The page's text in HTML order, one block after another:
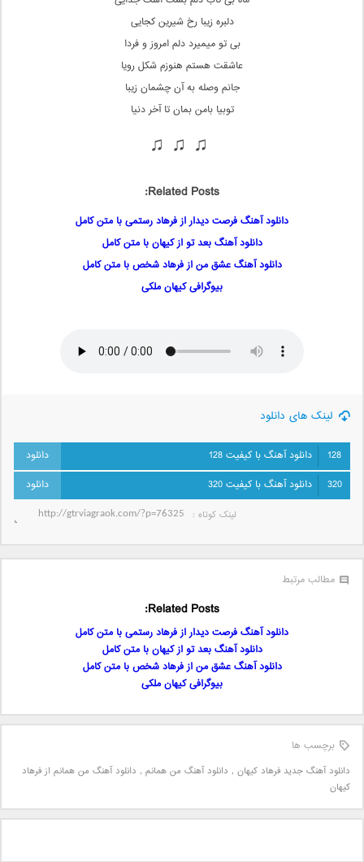
دلبره زیبا رخ شیرین کجایی
بی تو میمیرد دلم امروز و فردا
عاشقت هستم هنوزم شکل رویا
جانم وصله به آن چشمان زیبا
توبیا بامن بمان تا آخر دنیا
♫ ♫ ♫
Related Posts:
دانلود آهنگ فرصت دیدار از فرهاد رستمی با متن کامل
دانلود آهنگ بعد تو از کیهان با متن کامل
دانلود آهنگ عشق من از فرهاد شخص با متن کامل
بیوگرافی کیهان ملکی
لینک های دانلود
128
دانلود آهنگ با کیفیت 128
320
دانلود آهنگ با کیفیت 320
لینک کوتاه‌ :
مطالب مرتبط
Related Posts:
دانلود آهنگ فرصت دیدار از فرهاد رستمی با متن کامل
دانلود آهنگ بعد تو از کیهان با متن کامل
دانلود آهنگ عشق من از فرهاد شخص با متن کامل
بیوگرافی کیهان ملکی
برچسب ها
دانلود آهنگ جدید فرهاد کیهان , دانلود آهنگ من همانم , دانلود آهنگ من همانم از فرهاد
کیهان